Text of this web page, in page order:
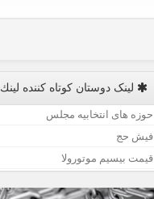
لینک دوستان كوتاه كننده لینك
حوزه های انتخابیه مجلس
فیش حج
قیمت بیسیم موتورولا